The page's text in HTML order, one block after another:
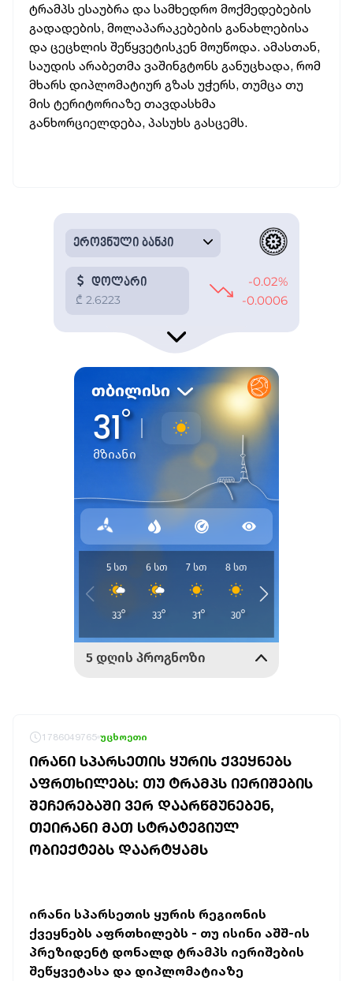
ტრამპს ესაუბრა და სამხედრო მოქმედებების
გადადების, მოლაპარაკებების განახლებისა
და ცეცხლის შეწყვეტისკენ მოუწოდა. ამასთან,
საუდის არაბეთმა ვაშინგტონს განუცხადა, რომ
მხარს დიპლომატიურ გზას უჭერს, თუმცა თუ
მის ტერიტორიაზე თავდასხმა
განხორციელდება, პასუხს გასცემს.
1786049765 უცხოეთი
ᲘᲠᲐᲜᲘ ᲡᲞᲐᲠᲡᲔᲗᲘᲡ ᲧᲣᲠᲘᲡ ᲥᲕᲔᲧᲜᲔᲑᲡ
ᲐᲤᲠᲗᲮᲘᲚᲔᲑᲡ: ᲗᲣ ᲢᲠᲐᲛᲞᲡ ᲘᲔᲠᲘᲨᲔᲑᲘᲡ
ᲨᲔᲩᲔᲠᲔᲑᲐᲨᲘ ᲕᲔᲠ ᲓᲐᲐᲠᲬᲛᲣᲜᲔᲑᲔᲜ,
ᲗᲔᲘᲠᲐᲜᲘ ᲛᲐᲗ ᲡᲢᲠᲐᲢᲔᲒᲘᲣᲚ
ᲝᲑᲘᲔᲥᲢᲔᲑᲡ ᲓᲐᲐᲠᲢᲧᲐᲛᲡ
ირანი სპარსეთის ყურის რეგიონის
ქვეყნებს აფრთხილებს - თუ ისინი აშშ-ის
პრეზიდენტ დონალდ ტრამპს იერიშების
შეწყვეტასა და დიპლომატიაზე